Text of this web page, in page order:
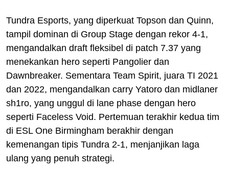
Tundra Esports, yang diperkuat Topson dan Quinn,
tampil dominan di Group Stage dengan rekor 4-1,
mengandalkan draft fleksibel di patch 7.37 yang
menekankan hero seperti Pangolier dan
Dawnbreaker. Sementara Team Spirit, juara TI 2021
dan 2022, mengandalkan carry Yatoro dan midlaner
sh1ro, yang unggul di lane phase dengan hero
seperti Faceless Void. Pertemuan terakhir kedua tim
di ESL One Birmingham berakhir dengan
kemenangan tipis Tundra 2-1, menjanjikan laga
ulang yang penuh strategi.